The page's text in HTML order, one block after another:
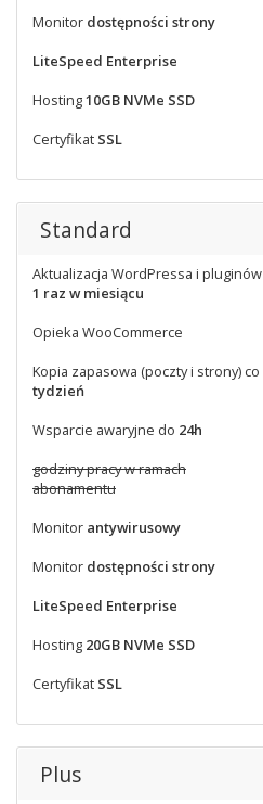
Monitor dostępności strony
LiteSpeed Enterprise
Hosting10GB NVMe SSD
Certyfikat SSL
Standard
Aktualizacja WordPressa i pluginów
1 raz w miesiącu
Opieka WooCommerce
Kopia zapasowa (poczty i strony) co
tydzień
Wsparcie awaryjne do 24h
godziny pracy w ramach
abonamentu
Monitor antywirusowy
Monitor dostępności strony
LiteSpeed Enterprise
Hosting 20GB NVMe SSD
Certyfikat SSL
Plus